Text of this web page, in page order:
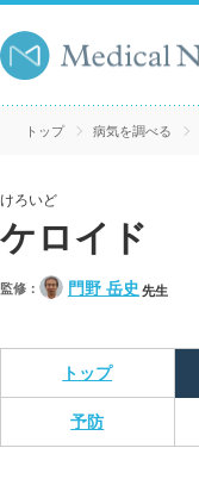
トップ 病気を調べる
けろいど
ケロイド
監修： 門野 岳史 先生
トップ
予防